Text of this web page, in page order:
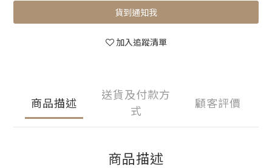
貨到通知我
加入追蹤清單
商品描述
送貨及付款方
式
顧客評價
商品描述